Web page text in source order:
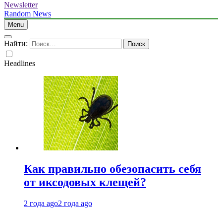
Newsletter
Random News
Menu
Найти:
Headlines
Как правильно обезопасить себя
от иксодовых клещей?
2 года ago2 года ago